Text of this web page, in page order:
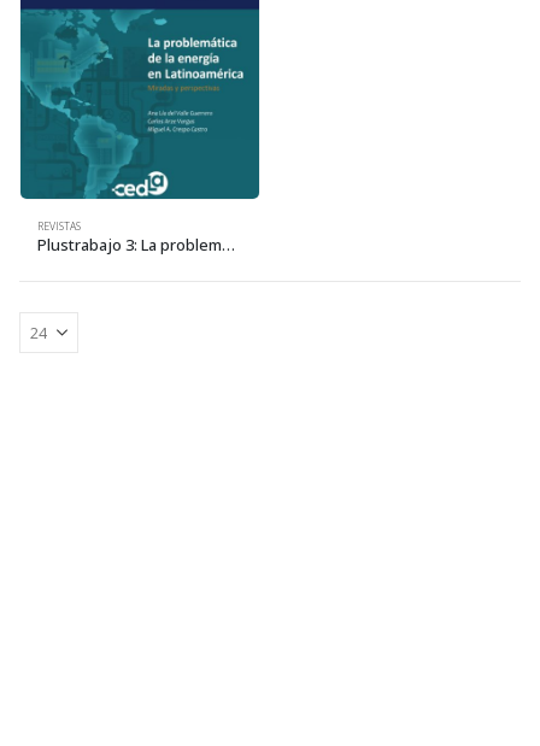
REVISTAS
Plustrabajo 3: La problemática de la energía en Latinoamérica